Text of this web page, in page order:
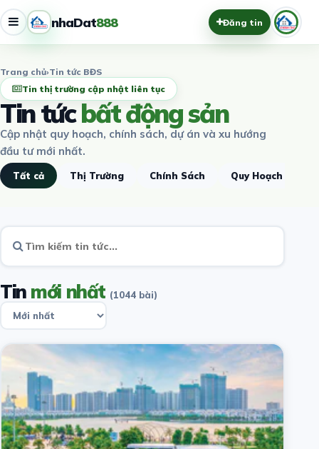
nhaDat888 Đăng tin
Trang chủ›Tin tức BĐS
Tin thị trường cập nhật liên tục
Tin tứcbất động sản
Cập nhật quy hoạch, chính sách, dự án và xu hướng
đầu tư mới nhất.
Tất cả Thị Trường Chính Sách Quy Hoạch
Tinmới nhất (1044 bài)